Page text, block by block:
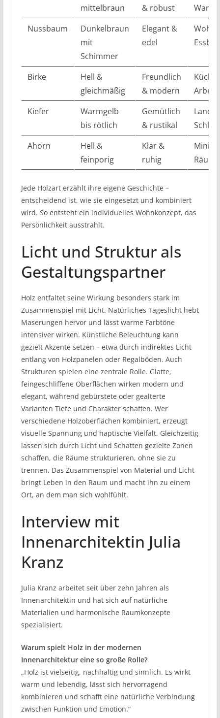
mittelbraun & robust
Nussbaum
Dunkelbraun
mit
Schimmer
Elegant &
edel
Birke
Hell &
gleichmäßig
Freundlich
& modern
Kiefer
Warmgelb
bis rötlich
Gemütlich
& rustikal
Ahorn
Hell &
feinporig
Klar &
ruhig
Räume
Jede Holzart erzählt ihre eigene Geschichte –
entscheidend ist, wie sie eingesetzt und kombiniert
wird. So entsteht ein individuelles Wohnkonzept, das
Persönlichkeit ausstrahlt.
Licht und Struktur als
Gestaltungspartner
Holz entfaltet seine Wirkung besonders stark im
Zusammenspiel mit Licht. Natürliches Tageslicht hebt
Maserungen hervor und lässt warme Farbtöne
intensiver wirken. Künstliche Beleuchtung kann
gezielt Akzente setzen – etwa durch indirektes Licht
entlang von Holzpanelen oder Regalböden. Auch
Strukturen spielen eine zentrale Rolle. Glatte,
feingeschliffene Oberflächen wirken modern und
elegant, während gebürstete oder gealterte
Varianten Tiefe und Charakter schaffen. Wer
verschiedene Holzoberflächen kombiniert, erzeugt
visuelle Spannung und haptische Vielfalt. Gleichzeitig
lassen sich durch Licht und Schatten gezielte Zonen
schaffen, die Räume strukturieren, ohne sie zu
trennen. Das Zusammenspiel von Material und Licht
bringt Leben in den Raum und macht ihn zu einem
Ort, an dem man sich wohlfühlt.
Interview mit
Innenarchitektin Julia
Kranz
Julia Kranz arbeitet seit über zehn Jahren als
Innenarchitektin und hat sich auf natürliche
Materialien und harmonische Raumkonzepte
spezialisiert.
Warum spielt Holz in der modernen
Innenarchitektur eine so große Rolle?
„Holz ist vielseitig, nachhaltig und sinnlich. Es wirkt
warm und lebendig, lässt sich hervorragend
kombinieren und schafft eine natürliche Verbindung
zwischen Funktion und Emotion.“